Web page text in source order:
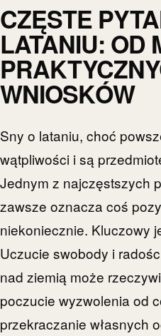
CZĘSTE
LATANIU: OD
WNIOSKÓW
Sny o lataniu, choć
wątpliwości i są
Jednym z najczęstszych
zawsze oznacza coś
niekoniecznie. Kluczowy
Uczucie swobody i
nad ziemią może
poczucie wyzwolenia od
przekraczanie własnych